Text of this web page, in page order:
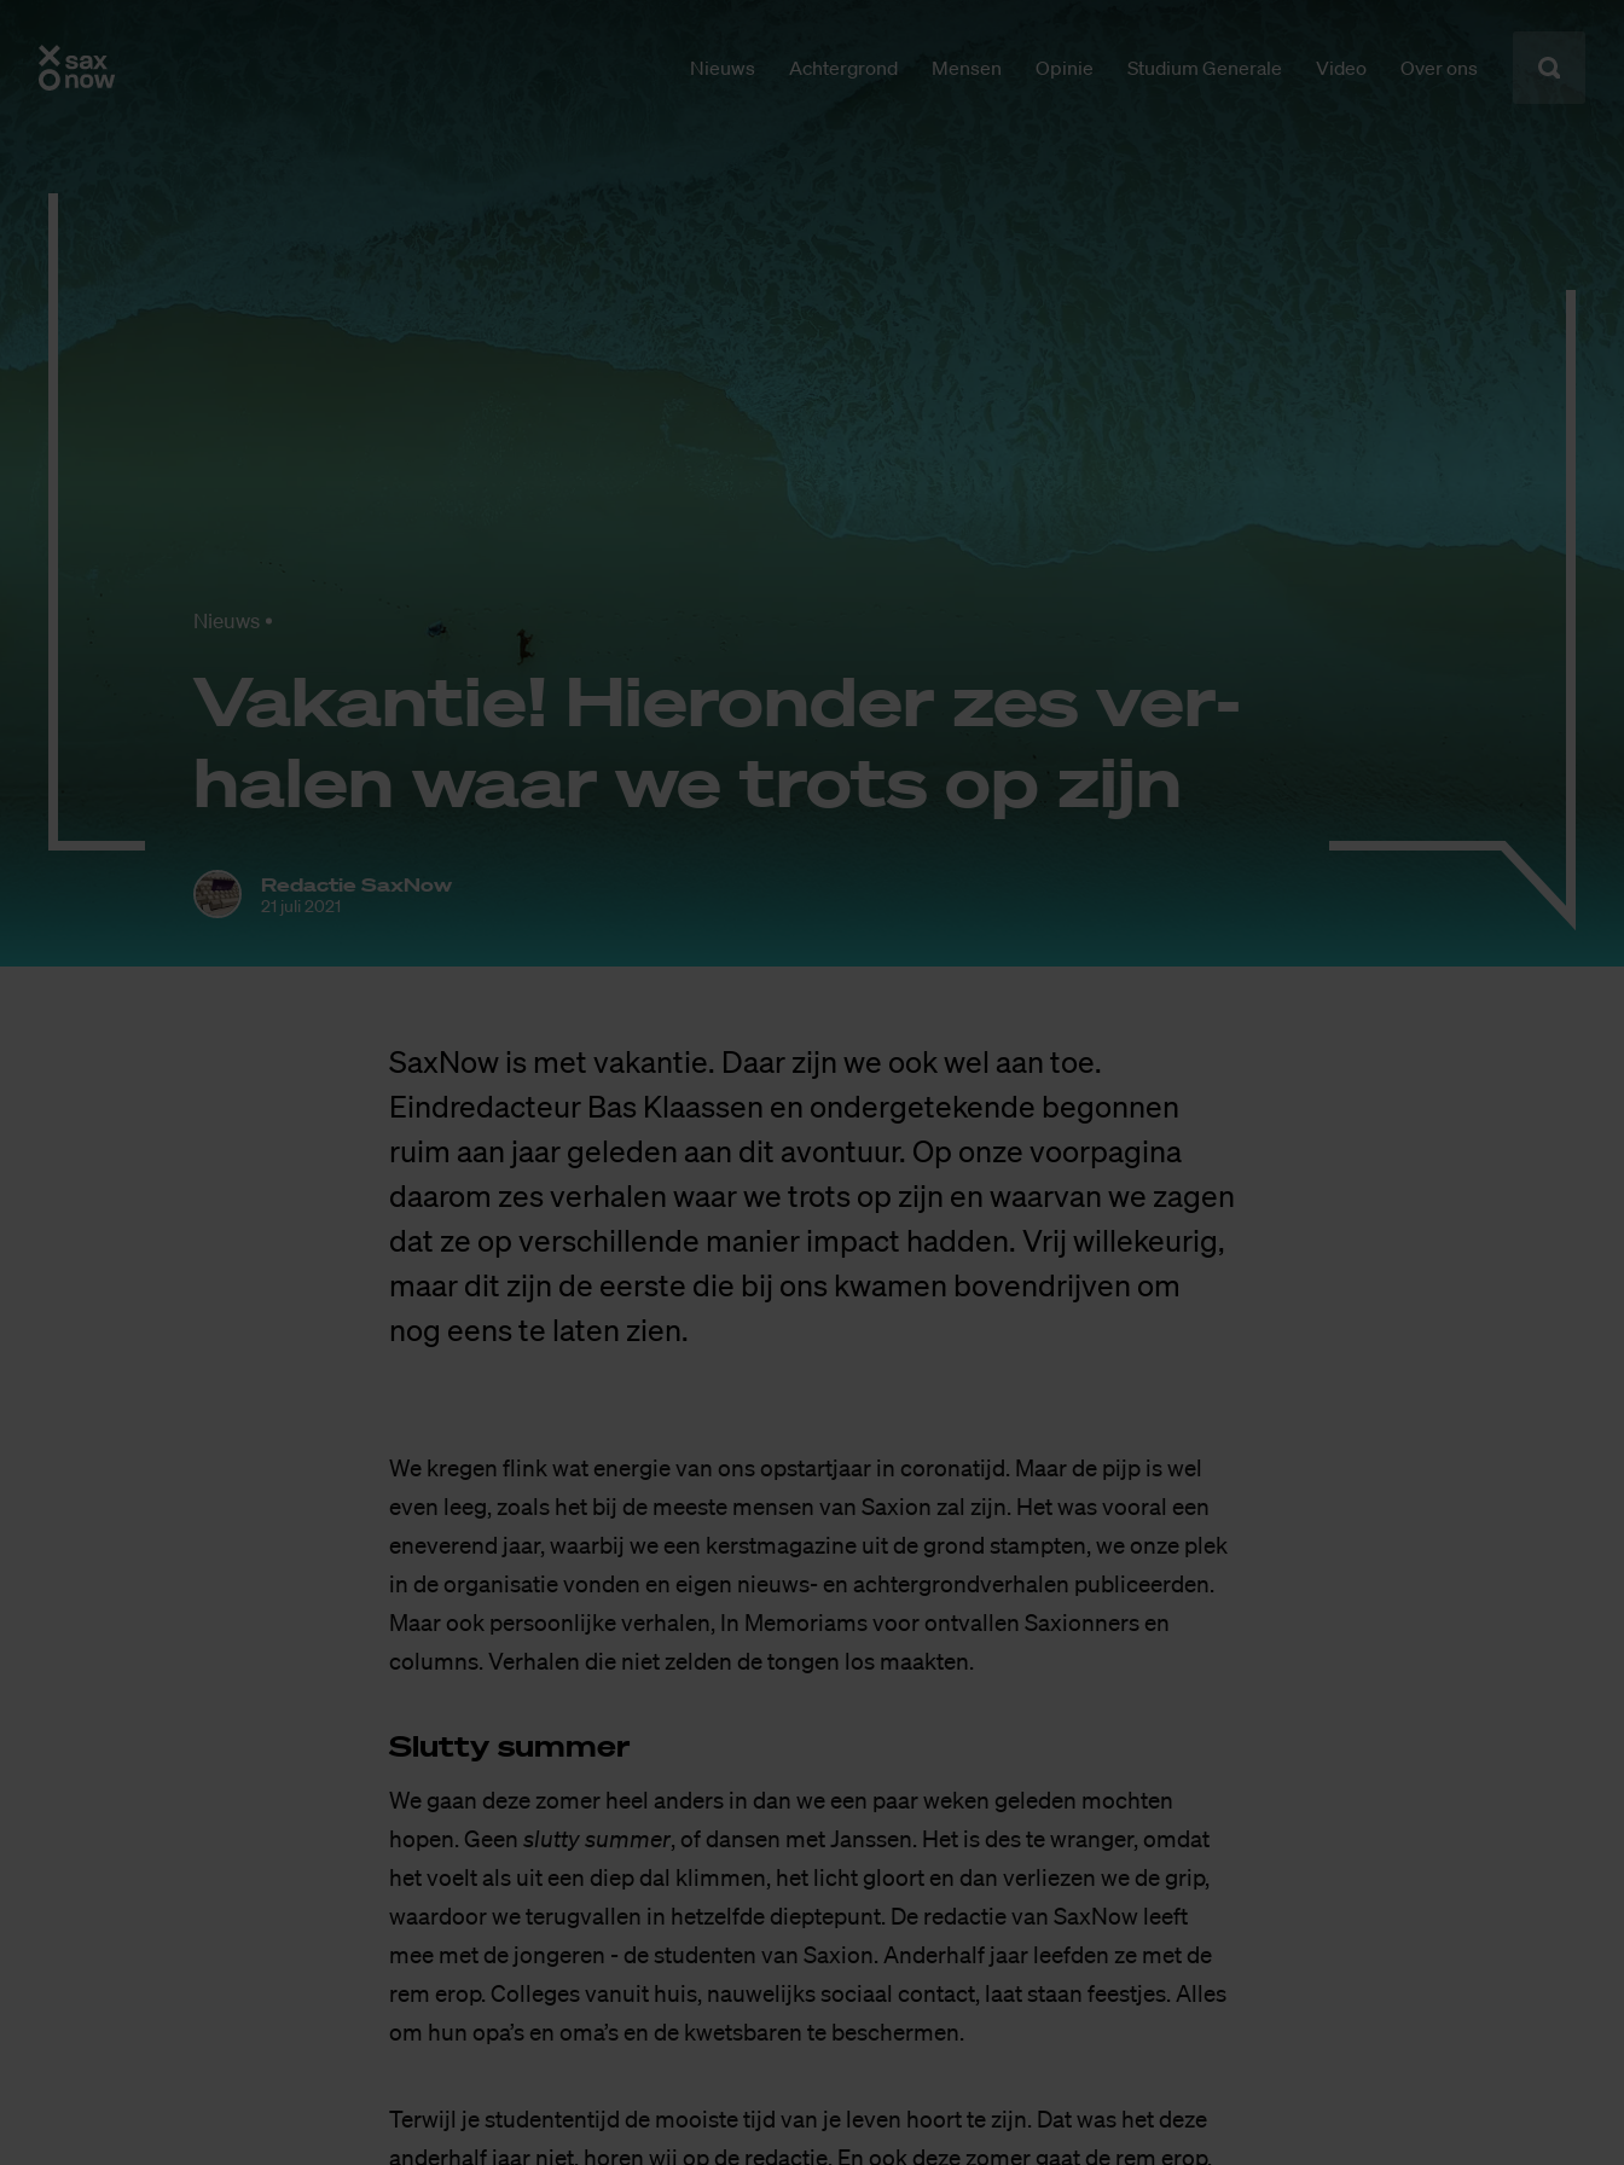
Nieuws Achtergrond Mensen Opinie Studium Generale Video Over ons
Nieuws
Va­kan­tie! Hier­on­der zes ver­
ha­len waar we trots op zijn
Redactie SaxNow
21 juli 2021
SaxNow is met vakantie. Daar zijn we ook wel aan toe.
Eindredacteur Bas Klaassen en ondergetekende begonnen
ruim aan jaar geleden aan dit avontuur. Op onze voorpagina
daarom zes verhalen waar we trots op zijn en waarvan we zagen
dat ze op verschillende manier impact hadden. Vrij willekeurig,
maar dit zijn de eerste die bij ons kwamen bovendrijven om
nog eens te laten zien.
We kregen flink wat energie van ons opstartjaar in coronatijd. Maar de pijp is wel
even leeg, zoals het bij de meeste mensen van Saxion zal zijn. Het was vooral een
eneverend jaar, waarbij we een kerstmagazine uit de grond stampten, we onze plek
in de organisatie vonden en eigen nieuws- en achtergrondverhalen publiceerden.
Maar ook persoonlijke verhalen, In Memoriams voor ontvallen Saxionners en
columns. Verhalen die niet zelden de tongen los maakten.
Slut­ty sum­mer
We gaan deze zomer heel anders in dan we een paar weken geleden mochten
hopen. Geen slutty summer, of dansen met Janssen. Het is des te wranger, omdat
het voelt als uit een diep dal klimmen, het licht gloort en dan verliezen we de grip,
waardoor we terugvallen in hetzelfde dieptepunt. De redactie van SaxNow leeft
mee met de jongeren - de studenten van Saxion. Anderhalf jaar leefden ze met de
rem erop. Colleges vanuit huis, nauwelijks sociaal contact, laat staan feestjes. Alles
om hun opa’s en oma’s en de kwetsbaren te beschermen.
Terwijl je studententijd de mooiste tijd van je leven hoort te zijn. Dat was het deze
anderhalf jaar niet, horen wij op de redactie. En ook deze zomer gaat de rem erop,